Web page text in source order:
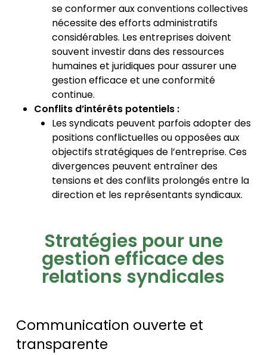
se conformer aux conventions collectives
nécessite des efforts administratifs
considérables. Les entreprises doivent
souvent investir dans des ressources
humaines et juridiques pour assurer une
gestion efficace et une conformité
continue.
Conflits d’intérêts potentiels :
Les syndicats peuvent parfois adopter des
positions conflictuelles ou opposées aux
objectifs stratégiques de l’entreprise. Ces
divergences peuvent entraîner des
tensions et des conflits prolongés entre la
direction et les représentants syndicaux.
Stratégies pour une
gestion efficace des
relations syndicales
Communication ouverte et
transparente